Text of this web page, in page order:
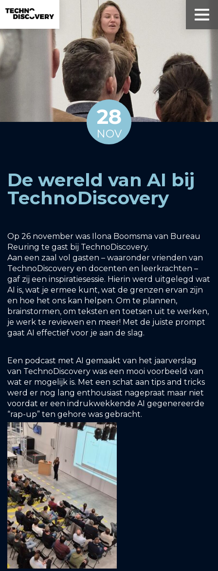
28
NOV
De wereld van AI bij
TechnoDiscovery
Op 26 november was Ilona Boomsma van Bureau
Reuring te gast bij TechnoDiscovery.
Aan een zaal vol gasten – waaronder vrienden van
TechnoDiscovery en docenten en leerkrachten –
gaf zij een inspiratiesessie. Hierin werd uitgelegd wat
AI is, wat je ermee kunt, wat de grenzen ervan zijn
en hoe het ons kan helpen. Om te plannen,
brainstormen, om teksten en toetsen uit te werken,
je werk te reviewen en meer! Met de juiste prompt
gaat AI effectief voor je aan de slag.
Een podcast met AI gemaakt van het jaarverslag
van TechnoDiscovery was een mooi voorbeeld van
wat er mogelijk is. Met een schat aan tips and tricks
werd er nog lang enthousiast nagepraat maar niet
voordat er een indrukwekkende AI gegenereerde
“rap-up” ten gehore was gebracht.